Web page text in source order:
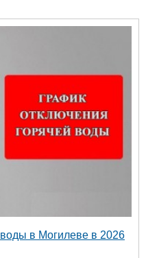
в Могилеве в 2026